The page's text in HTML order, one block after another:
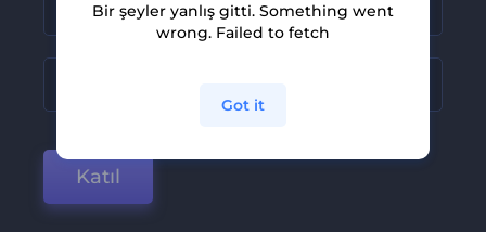
Katıl
Bir şeyler yanlış gitti. Something went
wrong. Failed to fetch
Got it